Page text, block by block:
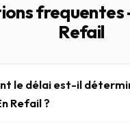
frequentes
Refail
le délai est-il
Refail ?